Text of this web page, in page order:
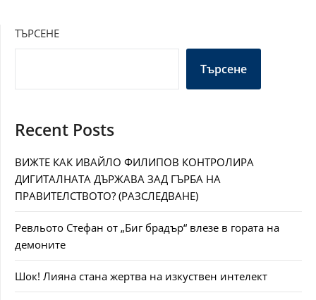
ТЪРСЕНЕ
Търсене
Recent Posts
ВИЖТЕ КАК ИВАЙЛО ФИЛИПОВ КОНТРОЛИРА
ДИГИТАЛНАТА ДЪРЖАВА ЗАД ГЪРБА НА
ПРАВИТЕЛСТВОТО? (РАЗСЛЕДВАНЕ)
Ревльото Стефан от „Биг брадър“ влезе в гората на
демоните
Шок! Лияна стана жертва на изкуствен интелект